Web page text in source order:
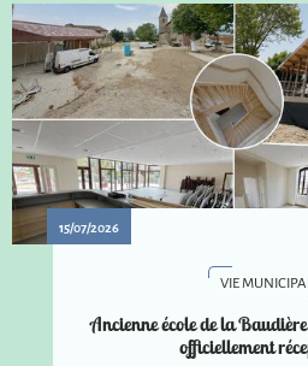
15/07/2026
VIE
Ancienne école de la
officiellement